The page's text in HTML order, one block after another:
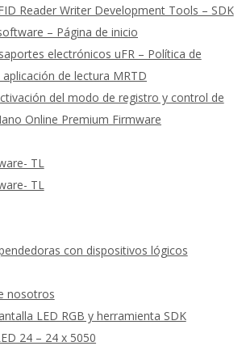
Reader Writer Development Tools – SDK
– Página de inicio
electrónicos uFR – Política de
de lectura MRTD
del modo de registro y control de
Online Premium Firmware
TL
TL
con dispositivos lógicos
nosotros
LED RGB y herramienta SDK
24 – 24 x 5050